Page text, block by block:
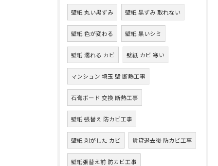
壁紙 丸い黒ずみ 壁紙 黒ずみ 取れない
壁紙 色が変わる 壁紙 黒いシミ
壁紙 濡れる カビ 壁紙 カビ 寒い
マンション 埼玉 壁 断熱工事
石膏ボード 交換 断熱工事
壁紙 張替え 防カビ工事
壁紙 剥がした カビ 賃貸退去後 防カビ工事
壁紙張替え前 防カビ工事